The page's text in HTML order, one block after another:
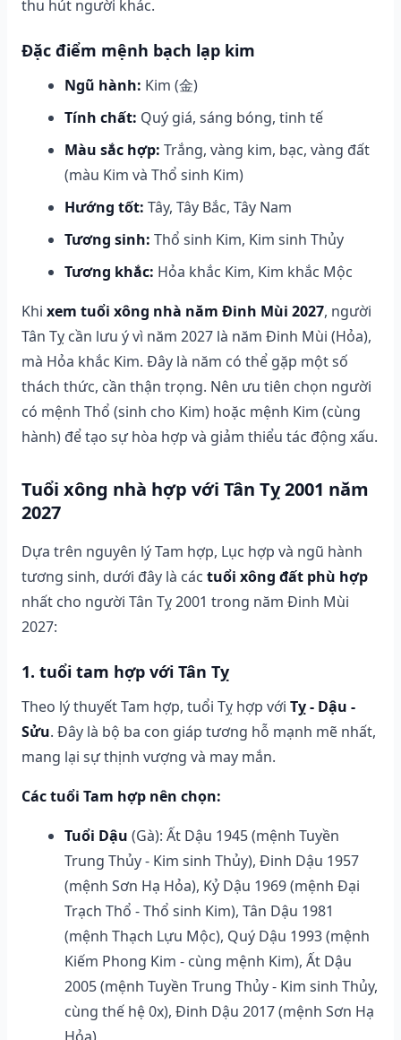
thu hút người khác.
Đặc điểm mệnh bạch lạp kim
Ngũ hành: Kim (金)
Tính chất: Quý giá, sáng bóng, tinh tế
Màu sắc hợp: Trắng, vàng kim, bạc, vàng đất
(màu Kim và Thổ sinh Kim)
Hướng tốt: Tây, Tây Bắc, Tây Nam
Tương sinh: Thổ sinh Kim, Kim sinh Thủy
Tương khắc: Hỏa khắc Kim, Kim khắc Mộc
Khi xem tuổi xông nhà năm Đinh Mùi 2027, người
Tân Tỵ cần lưu ý vì năm 2027 là năm Đinh Mùi (Hỏa),
mà Hỏa khắc Kim. Đây là năm có thể gặp một số
thách thức, cần thận trọng. Nên ưu tiên chọn người
có mệnh Thổ (sinh cho Kim) hoặc mệnh Kim (cùng
hành) để tạo sự hòa hợp và giảm thiểu tác động xấu.
Tuổi xông nhà hợp với Tân Tỵ 2001 năm
2027
Dựa trên nguyên lý Tam hợp, Lục hợp và ngũ hành
tương sinh, dưới đây là các tuổi xông đất phù hợp
nhất cho người Tân Tỵ 2001 trong năm Đinh Mùi
2027:
1. tuổi tam hợp với Tân Tỵ
Theo lý thuyết Tam hợp, tuổi Tỵ hợp với Tỵ - Dậu -
Sửu. Đây là bộ ba con giáp tương hỗ mạnh mẽ nhất,
mang lại sự thịnh vượng và may mắn.
Các tuổi Tam hợp nên chọn:
Tuổi Dậu (Gà): Ất Dậu 1945 (mệnh Tuyền
Trung Thủy - Kim sinh Thủy), Đinh Dậu 1957
(mệnh Sơn Hạ Hỏa), Kỷ Dậu 1969 (mệnh Đại
Trạch Thổ - Thổ sinh Kim), Tân Dậu 1981
(mệnh Thạch Lựu Mộc), Quý Dậu 1993 (mệnh
Kiếm Phong Kim - cùng mệnh Kim), Ất Dậu
2005 (mệnh Tuyền Trung Thủy - Kim sinh Thủy,
cùng thế hệ 0x), Đinh Dậu 2017 (mệnh Sơn Hạ